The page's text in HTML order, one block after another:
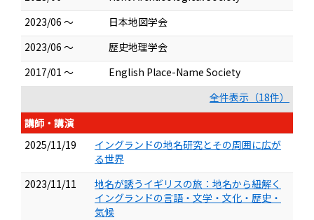
2023/06 ～
日本地図学会
2023/06 ～
歴史地理学会
2017/01 ～
English Place-Name Society
全件表示（18件）
講師・講演
2025/11/19
イングランドの地名研究とその周囲に広が
る世界
2023/11/11
地名が誘うイギリスの旅：地名から紐解く
イングランドの言語・文学・文化・歴史・
気候